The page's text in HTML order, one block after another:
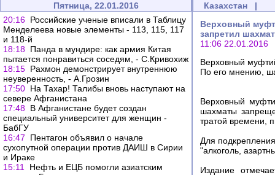
Пятница, 22.01.2016
20:16 Российские ученые вписали в Таблицу
Менделеева новые элементы - 113, 115, 117
и 118-й
18:18 Панда в мундире: как армия Китая
пытается понравиться соседям, - С.Кривохиж
18:15 Рахмон демонстрирует внутреннюю
неуверенность, - А.Грозин
17:50 На Тахар! Талибы вновь наступают на
севере Афганистана
17:48 В Афганистане будет создан
специальный университет для женщин -
БабГУ
16:47
Пентагон объявил о начале
сухопутной операции против ДАИШ в Сирии
и Ираке
15:11
Нефть и ЕЦБ помогли азиатским
Казахстан |
Верховный
запретил
11:06 22.01.2016
Верховный
По его мнению,
Верховный
шахматы
тратой времени,
Для
"алкоголь,
Издание